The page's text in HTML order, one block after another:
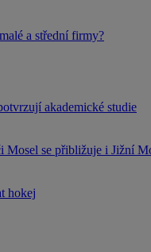
a střední firmy?
akademické studie
Mosel se přibližuje i Jižní
hokej